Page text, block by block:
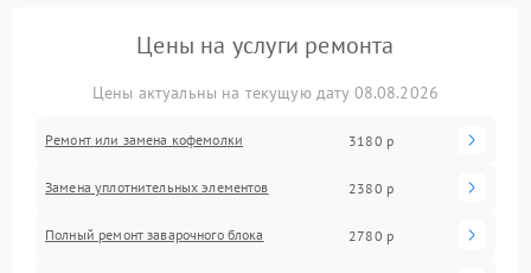
Цены на услуги ремонта
Цены актуальны на текущую дату 08.08.2026
Ремонт или замена кофемолки 3180 р
Замена уплотнительных элементов 2380 р
Полный ремонт заварочного блока 2780 р